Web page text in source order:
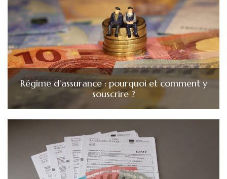
Régime d’assurance : pourquoi et comment y
souscrire ?